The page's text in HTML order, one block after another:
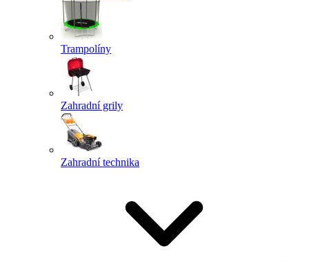
Trampolíny
Zahradní grily
Zahradní technika